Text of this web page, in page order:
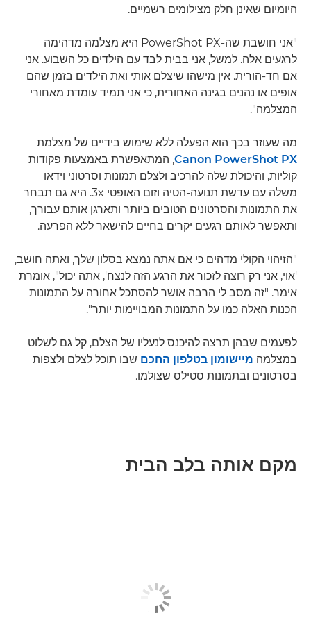
היומיום שאינן חלק מצילומים רשמיים.
"אני חושבת שה-PowerShot PX היא מצלמה מדהימה
לרגעים אלה. למשל, אני בבית לבד עם הילדים כל השבוע. אני
אם חד-הורית. אין מישהו שיצלם אותי ואת הילדים בזמן שהם
אופים או נהנים בגינה האחורית, כי אני תמיד עומדת מאחורי
המצלמה".
מה שעוזר בכך הוא הפעלה ללא שימוש בידיים של מצלמת
Canon PowerShot PX, המתאפשרת באמצעות פקודות
קוליות, והיכולת שלה להרכיב ולצלם תמונות וסרטוני וידאו
משלה עם עדשת תנועה-הטיה וזום האופטי 3x. היא גם תבחר
את התמונות והסרטונים הטובים ביותר ותארגן אותם עבורך,
ותאפשר לאותם רגעים יקרים בחיים להישאר ללא הפרעה.
"הזיהוי הקולי מדהים כי אם אתה נמצא בסלון שלך, ואתה חושב,
'אוי, אני רק רוצה לזכור את הרגע הזה לנצח', אתה יכול", אומרת
אימר. "זה מסב לי הרבה אושר להסתכל אחורה על התמונות
הכנות האלה כמו על התמונות המבויימות יותר".
לפעמים שבהן תרצה להיכנס לנעליו של הצלם, קל גם לשלוט
במצלמה מיישומון בטלפון החכם שבו תוכל לצלם ולצפות
בסרטונים ובתמונות סטילס שצולמו.
מקם אותה בלב הבית